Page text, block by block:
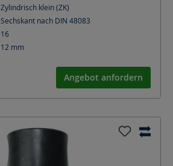
Zylindrisch klein (ZK)
Sechskant nach DIN 48083
16
12 mm
Angebot anfordern